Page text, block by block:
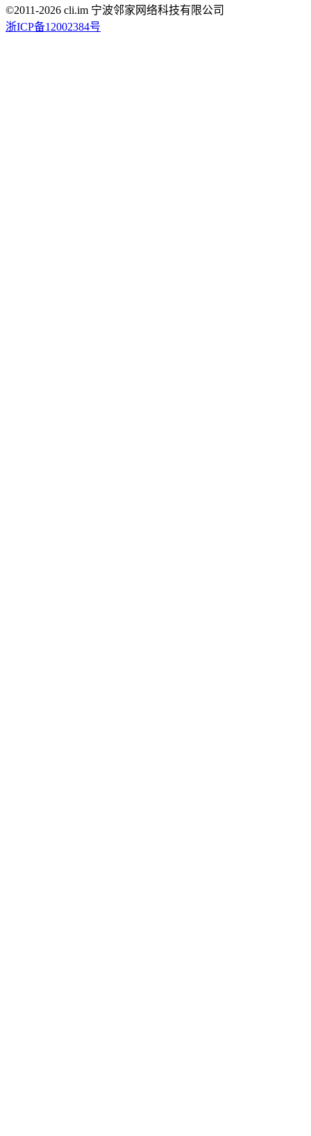
©2011-2026 cli.im 宁波邻家网络科技有限公司
浙ICP备12002384号